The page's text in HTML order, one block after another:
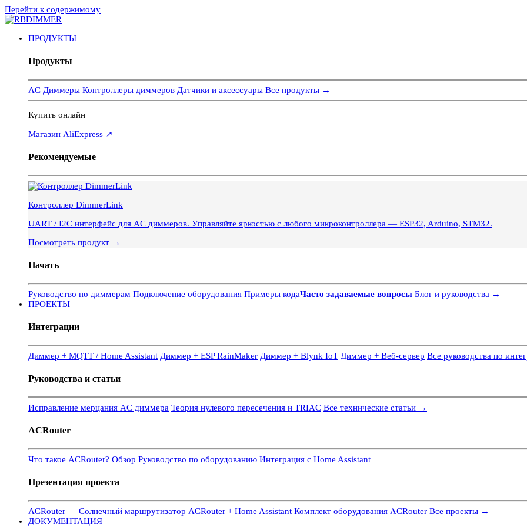
Перейти к содержимому
ПРОДУКТЫ
Продукты
AC Диммеры Контроллеры диммеров Датчики и аксессуары Все продукты →
Купить онлайн
Магазин AliExpress ↗
Рекомендуемые
Контроллер DimmerLink
UART / I2C интерфейс для AC диммеров. Управляйте яркостью с любого микроконтроллера — ESP32, Arduino, STM32.
Посмотреть продукт →
Начать
Руководство по диммерам Подключение оборудования Примеры кодаЧасто задаваемые вопросы Блог и руководства →
ПРОЕКТЫ
Интеграции
Диммер + MQTT / Home Assistant Диммер + ESP RainMaker Диммер + Blynk IoT Диммер + Веб-сервер Все руководства по
Руководства и статьи
Исправление мерцания AC диммера Теория нулевого пересечения и TRIAC Все технические статьи →
ACRouter
Что такое ACRouter? Обзор Руководство по оборудованию Интеграция с Home Assistant
Презентация проекта
ACRouter — Солнечный маршрутизатор ACRouter + Home Assistant Комплект оборудования ACRouter Все проекты →
ДОКУМЕНТАЦИЯ